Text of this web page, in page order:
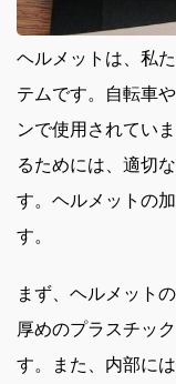
ヘルメットは、私
テムです。
自転車
ンで使用されてい
るためには、適切
す。ヘルメットの
す。
まず、ヘルメット
厚めのプラスチッ
す。また、内部に